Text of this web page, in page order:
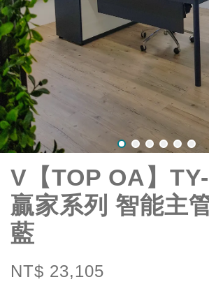
V【TOP OA】
贏家系列 智能主
藍
NT$ 23,105